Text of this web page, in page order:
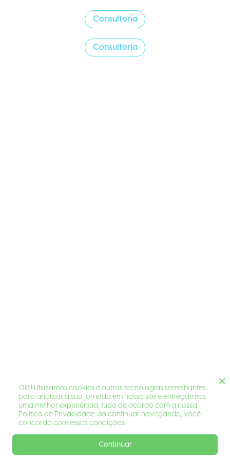
Consultoria
Consultoria
Olá! Utilizamos cookies e outras tecnologias semelhantes
para analisar a sua jornada em nosso site e entregarmos
uma melhor experiência, tudo de acordo com a nossa
Política de Privacidade. Ao continuar navegando, você
concorda com essas condições.
Continuar